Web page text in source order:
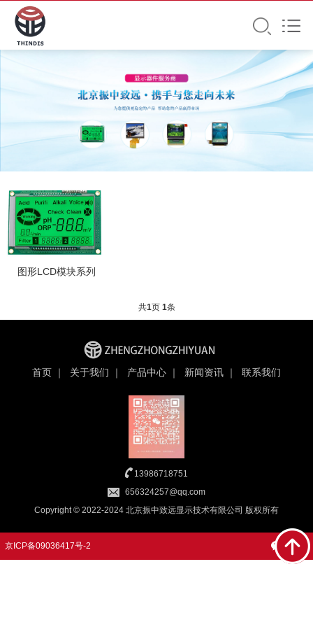
图形LCD模块系列
共1页 1条
首页｜ 关于我们 ｜ 产品中心｜ 新闻资讯｜ 联系我们
13986718751
656324257@qq.com
Copyright © 2022-2024 北京振中致远显示技术有限公司 版权所有
京ICP备09036417号-2